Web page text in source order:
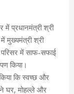
में प्रधानमंत्री श्री
मुख्यमंत्री श्री
परिसर में साफ-सफाई
किया।
कि स्वच्छ और
घर, मोहल्ले और